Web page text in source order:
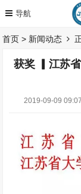
首页 > 新闻动态
获奖 ▎江苏省
2019-09-09